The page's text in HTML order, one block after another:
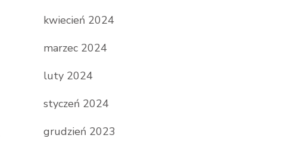
kwiecień 2024
marzec 2024
luty 2024
styczeń 2024
grudzień 2023